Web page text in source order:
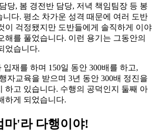
당, 봄 경전반 담당, 저녁 책임팀장 등 봉
다. 평소 차가운 성격 때문에 여러 도반
이 걱정됐지만 도반들에게 솔직하게 이야
해를 풀었습니다. 이런 용기는 그동안의
었습니다.
입재를 하며 150일 동안 300배를 하고,
자교육을 받으며 3년 동안 300배 정진을
하고 있습니다. 수행의 공덕인지 둘째 아
하게 되었습니다.
마'라 다행이야!